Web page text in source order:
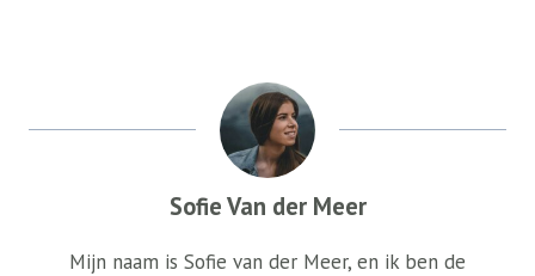
Sofie Van der Meer
Mijn naam is Sofie van der Meer, en ik ben de